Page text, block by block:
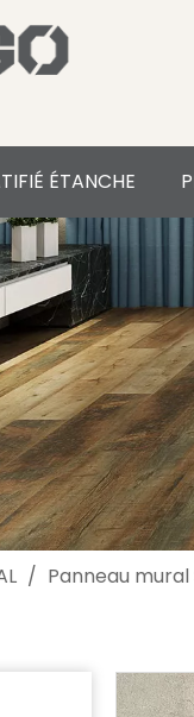
ÉTANCHE
/ Panneau mural